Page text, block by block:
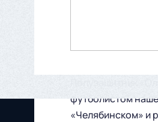
футболистом
«Челябинском» и